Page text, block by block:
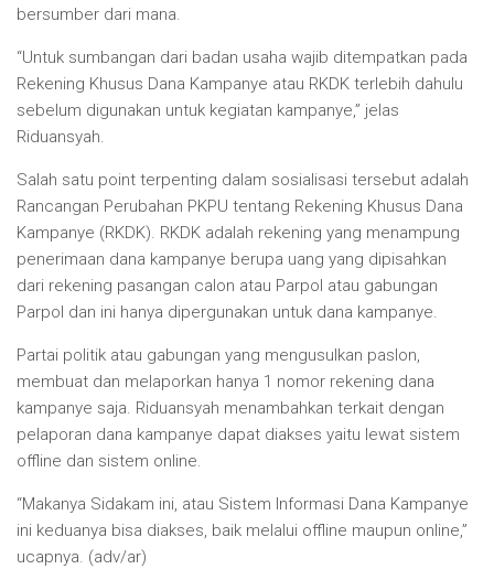
bersumber dari mana.
“Untuk sumbangan dari badan usaha wajib ditempatkan pada
Rekening Khusus Dana Kampanye atau RKDK terlebih dahulu
sebelum digunakan untuk kegiatan kampanye,” jelas
Riduansyah.
Salah satu point terpenting dalam sosialisasi tersebut adalah
Rancangan Perubahan PKPU tentang Rekening Khusus Dana
Kampanye (RKDK). RKDK adalah rekening yang menampung
penerimaan dana kampanye berupa uang yang dipisahkan
dari rekening pasangan calon atau Parpol atau gabungan
Parpol dan ini hanya dipergunakan untuk dana kampanye.
Partai politik atau gabungan yang mengusulkan paslon,
membuat dan melaporkan hanya 1 nomor rekening dana
kampanye saja. Riduansyah menambahkan terkait dengan
pelaporan dana kampanye dapat diakses yaitu lewat sistem
offline dan sistem online.
“Makanya Sidakam ini, atau Sistem Informasi Dana Kampanye
ini keduanya bisa diakses, baik melalui offline maupun online,”
ucapnya. (adv/ar)